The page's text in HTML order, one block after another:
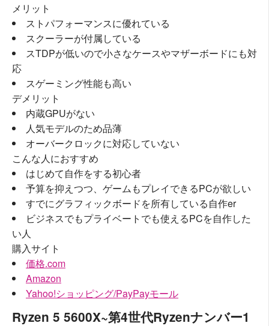
メリット
ストパフォーマンスに優れている
スクーラーが付属している
スTDPが低いので小さなケースやマザーボードにも対
応
スゲーミング性能も高い
デメリット
内蔵GPUがない
人気モデルのため品薄
オーバークロックに対応していない
こんな人におすすめ
はじめて自作をする初心者
予算を抑えつつ、ゲームもプレイできるPCが欲しい
すでにグラフィックボードを所有している自作er
ビジネスでもプライベートでも使えるPCを自作した
い人
購入サイト
価格.com
Amazon
Yahoo!ショッピング/PayPayモール
Ryzen 5 5600X~第4世代Ryzenナンバー1